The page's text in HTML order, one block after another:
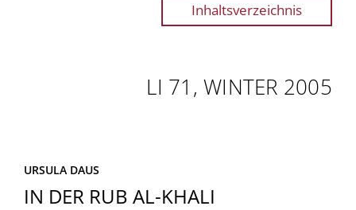
Inhaltsverzeichnis
LI 71, WINTER 2005
URSULA DAUS
IN DER RUB AL-KHALI